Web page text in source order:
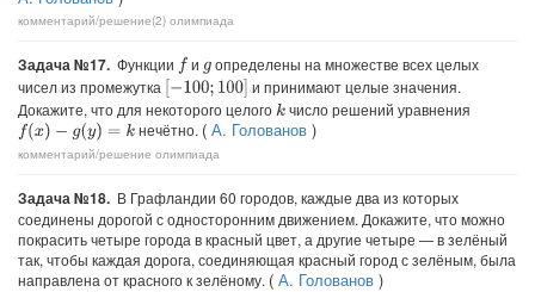
комментарий/решение(2) олимпиада
Задача №17. Функции f и gопределены на множестве всех целых
чисел из промежутка −100;100]
и принимают целые значения.
Докажите, что для некоторого целогоkчисло решений уравнения
f(x)−g (y =k нечётно. (А. Голованов )
комментарий/решение олимпиада
Задача №18. В Графландии 60 городов, каждые два из которых
соединены дорогой с односторонним движением. Докажите, что можно
покрасить четыре города в красный цвет, а другие четыре — в зелёный
так, чтобы каждая дорога, соединяющая красный город с зелёным, была
направлена от красного к зелёному. ( А. Голованов )